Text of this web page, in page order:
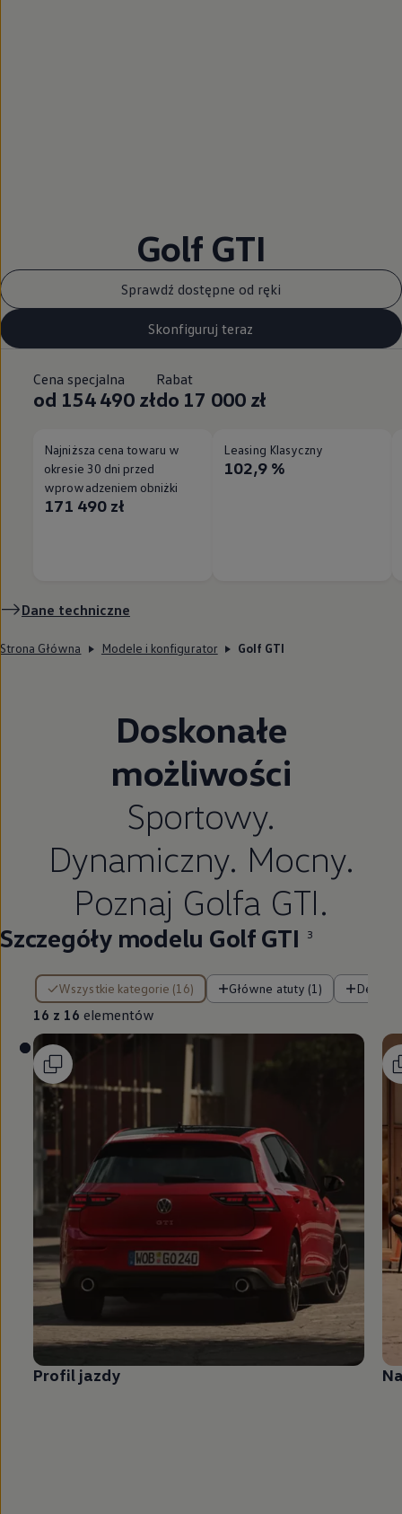
Golf GTI
Sprawdź dostępne od ręki
Skonfiguruj teraz
Cena specjalna
od 154 490 zł
Rabat
do 17 000 zł
Najniższa cena towaru w
okresie 30 dni przed
wprowadzeniem obniżki
171 490 zł
Leasing Klasyczny
102,9 %
Dane techniczne
Strona Główna Modele i konfigurator Golf GTI
Doskonałe
możliwości
Sportowy.
Dynamiczny. Mocny.
Poznaj Golfa GTI.
Szczegóły modelu Golf GTI 3
Wszystkie kategorie (16) Główne atuty (1) Design
16 z 16 elementów
16 z 16 elementów
Profil jazdy